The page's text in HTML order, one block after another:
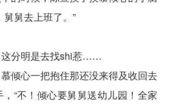
舅去上班了。”
这分明是去找shi惹……
倾心一把抱住那还没来得及收回去
“不！倾心要舅舅送幼儿园！全家